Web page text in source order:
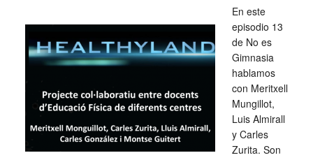
En este
episodio 13
de No es
Gimnasia
hablamos
con Meritxell
Mungillot,
Luis Almirall
y Carles
Zurita. Son